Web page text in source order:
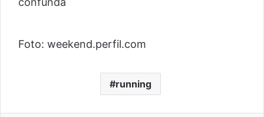
Foto: weekend.perfil.com
running